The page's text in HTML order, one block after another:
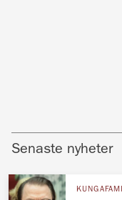
Senaste nyheter